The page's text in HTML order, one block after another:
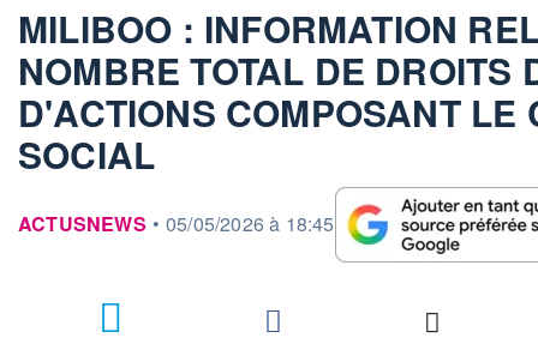
MILIBOO : INFORMATION
NOMBRE TOTAL DE DROITS
D'ACTIONS COMPOSANT LE
SOCIAL
information fournie par
ACTUSNEWS • 05/05/2026 à 18:45